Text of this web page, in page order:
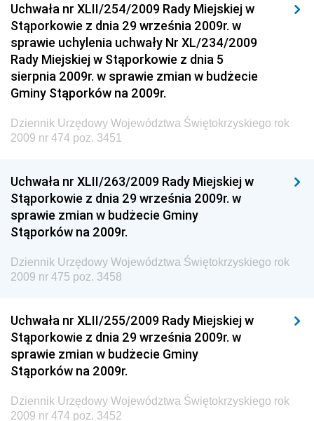
Dziennik Urzędowy Ministerstwa Kultury, Dziedzictwa
Narodowego i Sportu
Dziennik Urzędowy Ministra Finansów, Funduszy i
Polityki Regionalnej
Dziennik Urzędowy Ministra Rozwoju, Pracy i
Technologii
Dziennik Urzędowy Ministra Kultury, Dziedzictwa
Dziennik Urzędowy Ministra Rodziny i Polityki
Społecznej
Dziennik Urzędowy Komendy Głównej Straży
Granicznej
Dziennik Urzędowy Głównego Inspektoratu Transportu
Drogowego
Dziennik Urzędowy Komendy Głównej Policji
Dziennik Urzędowy Ministra Pracy i Polityki
Społecznej
Dziennik Urzędowy Ministra Transportu, Budownictwa
i Gospodarki Morskiej
Uchwała nr XLII/254/2009 Rady Miejskiej w
Stąporkowie z dnia 29 września 2009r. w
sprawie uchylenia uchwały Nr XL/234/2009
Rady Miejskiej w Stąporkowie z dnia 5
sierpnia 2009r. w sprawie zmian w budżecie
Gminy Stąporków na 2009r.
Dziennik Urzędowy Województwa Świętokrzyskiego rok
2009 nr 474 poz. 3451
Uchwała nr XLII/263/2009 Rady Miejskiej w
Stąporkowie z dnia 29 września 2009r. w
sprawie zmian w budżecie Gminy
Stąporków na 2009r.
Dziennik Urzędowy Województwa Świętokrzyskiego rok
2009 nr 475 poz. 3458
Uchwała nr XLII/255/2009 Rady Miejskiej w
Stąporkowie z dnia 29 września 2009r. w
sprawie zmian w budżecie Gminy
Stąporków na 2009r.
Dziennik Urzędowy Województwa Świętokrzyskiego rok
2009 nr 474 poz. 3452